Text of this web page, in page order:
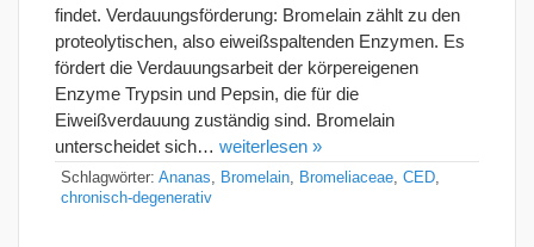
findet. Verdauungsförderung: Bromelain zählt zu den
proteolytischen, also eiweißspaltenden Enzymen. Es
fördert die Verdauungsarbeit der körpereigenen
Enzyme Trypsin und Pepsin, die für die
Eiweißverdauung zuständig sind. Bromelain
unterscheidet sich… weiterlesen »
Schlagwörter: Ananas Bromelain Bromeliaceae CED
chronisch-degenerativ